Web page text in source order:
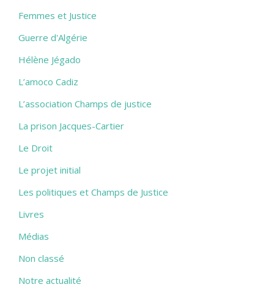
Femmes et Justice
Guerre d'Algérie
Hélène Jégado
L’amoco Cadiz
L’association Champs de justice
La prison Jacques-Cartier
Le Droit
Le projet initial
Les politiques et Champs de Justice
Livres
Médias
Non classé
Notre actualité